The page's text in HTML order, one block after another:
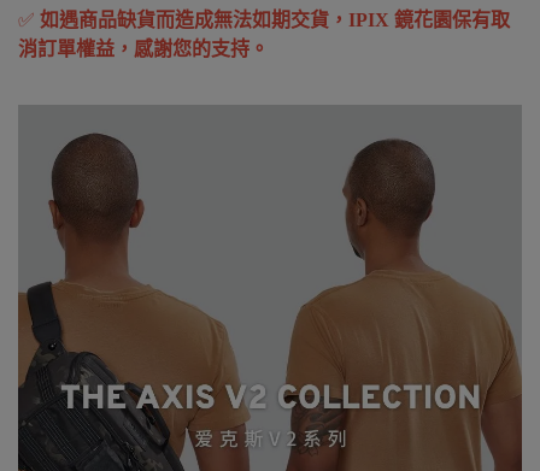
✅ 如遇商品缺貨而造成無法如期交貨，IPIX 鏡花園保有取
消訂單權益，感謝您的支持。